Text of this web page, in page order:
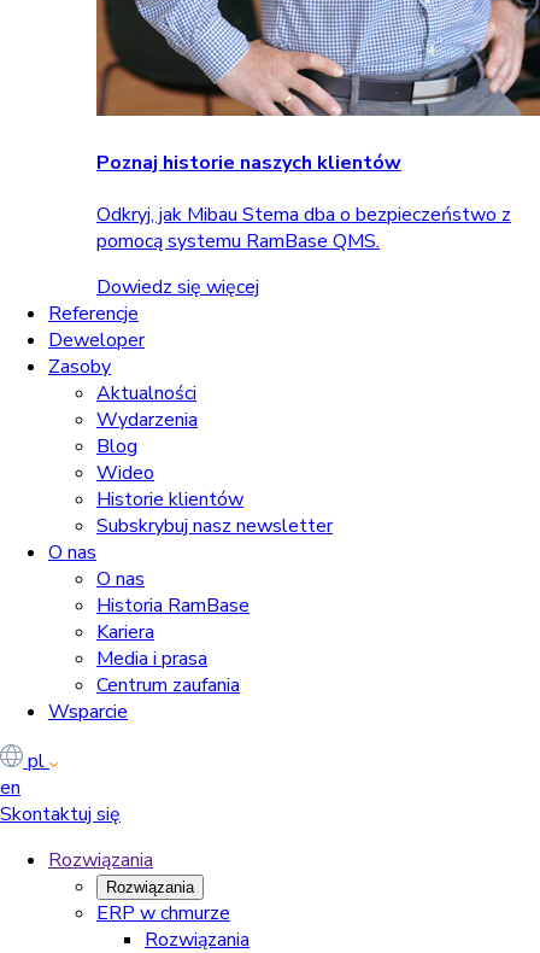
Poznaj historie naszych klientów
Odkryj, jak Mibau Stema dba o bezpieczeństwo z
pomocą systemu RamBase QMS.
Dowiedz się więcej
Referencje
Deweloper
Zasoby
Aktualności
Wydarzenia
Blog
Wideo
Historie klientów
Subskrybuj nasz newsletter
O nas
O nas
Historia RamBase
Kariera
Media i prasa
Centrum zaufania
Wsparcie
pl
en
Skontaktuj się
Rozwiązania
Rozwiązania
ERP w chmurze
Rozwiązania